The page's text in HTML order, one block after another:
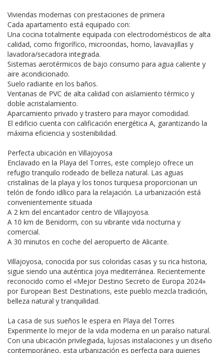
Viviendas modernas con prestaciones de primera
Cada apartamento está equipado con:
Una cocina totalmente equipada con electrodomésticos de alta
calidad, como frigorífico, microondas, horno, lavavajillas y
lavadora/secadora integrada.
Sistemas aerotérmicos de bajo consumo para agua caliente y
aire acondicionado.
Suelo radiante en los baños.
Ventanas de PVC de alta calidad con aislamiento térmico y
doble acristalamiento.
Aparcamiento privado y trastero para mayor comodidad.
El edificio cuenta con calificación energética A, garantizando la
máxima eficiencia y sostenibilidad.
Perfecta ubicación en Villajoyosa
Enclavado en la Playa del Torres, este complejo ofrece un
refugio tranquilo rodeado de belleza natural. Las aguas
cristalinas de la playa y los tonos turquesa proporcionan un
telón de fondo idílico para la relajación. La urbanización está
convenientemente situada
A 2 km del encantador centro de Villajoyosa.
A 10 km de Benidorm, con su vibrante vida nocturna y
comercial.
A 30 minutos en coche del aeropuerto de Alicante.
Villajoyosa, conocida por sus coloridas casas y su rica historia,
sigue siendo una auténtica joya mediterránea. Recientemente
reconocido como el «Mejor Destino Secreto de Europa 2024»
por European Best Destinations, este pueblo mezcla tradición,
belleza natural y tranquilidad.
La casa de sus sueños le espera en Playa del Torres
Experimente lo mejor de la vida moderna en un paraíso natural.
Con una ubicación privilegiada, lujosas instalaciones y un diseño
contemporáneo, esta urbanización es perfecta para quienes